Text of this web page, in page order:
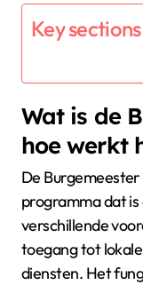
Key
Wat is de
hoe werkt
De
programma dat
verschillende
toegang tot
diensten. Het